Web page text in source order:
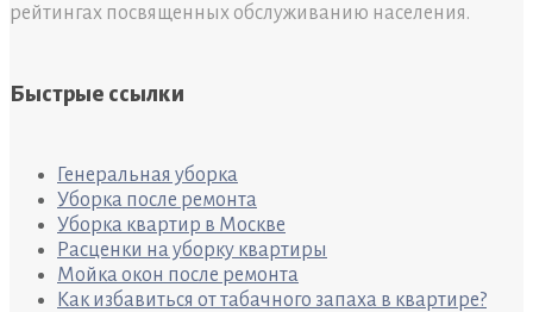
рейтингах посвященных обслуживанию населения.
Быстрые ссылки
Генеральная уборка
Уборка после ремонта
Уборка квартир в Москве
Расценки на уборку квартиры
Мойка окон после ремонта
Как избавиться от табачного запаха в квартире?